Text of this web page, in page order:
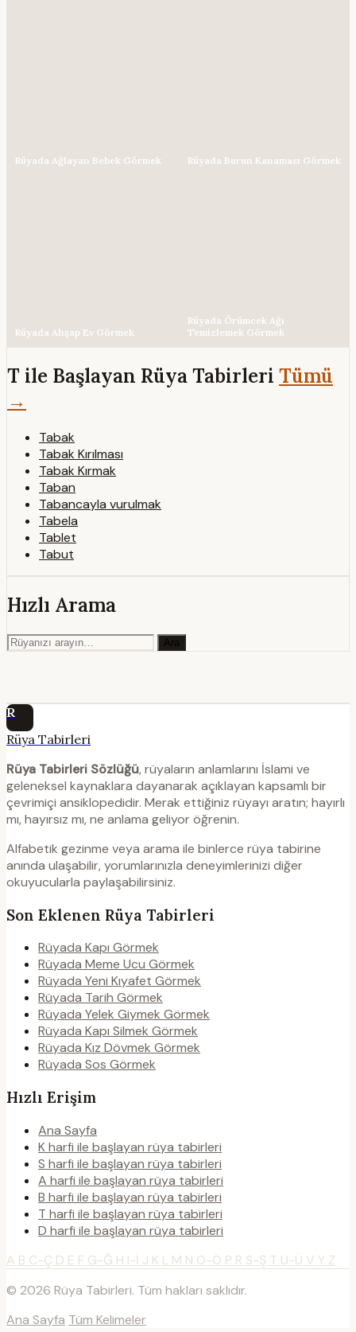
Rüyada Ağlayan Bebek Görmek Rüyada Burun Kanaması Görmek
Rüyada Ahşap Ev Görmek
Rüyada Örümcek Ağı
Temizlemek Görmek
T ile Başlayan Rüya Tabirleri Tümü
→
Tabak
Tabak Kırılması
Tabak Kırmak
Taban
Tabancayla vurulmak
Tabela
Tablet
Tabut
Hızlı Arama
Ara
R
Rüya Tabirleri
Rüya Tabirleri Sözlüğü, rüyaların anlamlarını İslami ve
geleneksel kaynaklara dayanarak açıklayan kapsamlı bir
çevrimiçi ansiklopedidir. Merak ettiğiniz rüyayı aratın; hayırlı
mı, hayırsız mı, ne anlama geliyor öğrenin.
Alfabetik gezinme veya arama ile binlerce rüya tabirine
anında ulaşabilir, yorumlarınızla deneyimlerinizi diğer
okuyucularla paylaşabilirsiniz.
Son Eklenen Rüya Tabirleri
Rüyada Kapı Görmek
Rüyada Meme Ucu Görmek
Rüyada Yeni Kıyafet Görmek
Rüyada Tarih Görmek
Rüyada Yelek Giymek Görmek
Rüyada Kapı Silmek Görmek
Rüyada Kız Dövmek Görmek
Rüyada Sos Görmek
Hızlı Erişim
Ana Sayfa
K harfi ile başlayan rüya tabirleri
S harfi ile başlayan rüya tabirleri
A harfi ile başlayan rüya tabirleri
B harfi ile başlayan rüya tabirleri
T harfi ile başlayan rüya tabirleri
D harfi ile başlayan rüya tabirleri
A B C-Ç D E F G-Ğ H I-İ J K L M N O-Ö P R S-Ş T U-Ü V Y Z
© 2026 Rüya Tabirleri. Tüm hakları saklıdır.
Ana Sayfa Tüm Kelimeler